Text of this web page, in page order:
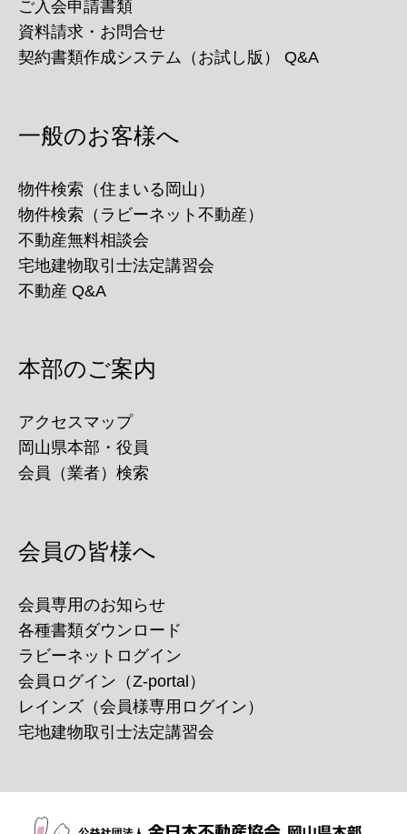
ご入会申請書類
資料請求・お問合せ
契約書類作成システム（お試し版） Q&A
一般のお客様へ
物件検索（住まいる岡山）
物件検索（ラビーネット不動産）
不動産無料相談会
宅地建物取引士法定講習会
不動産 Q&A
本部のご案内
アクセスマップ
岡山県本部・役員
会員（業者）検索
会員の皆様へ
会員専用のお知らせ
各種書類ダウンロード
ラビーネットログイン
会員ログイン（Z-portal）
レインズ（会員様専用ログイン）
宅地建物取引士法定講習会